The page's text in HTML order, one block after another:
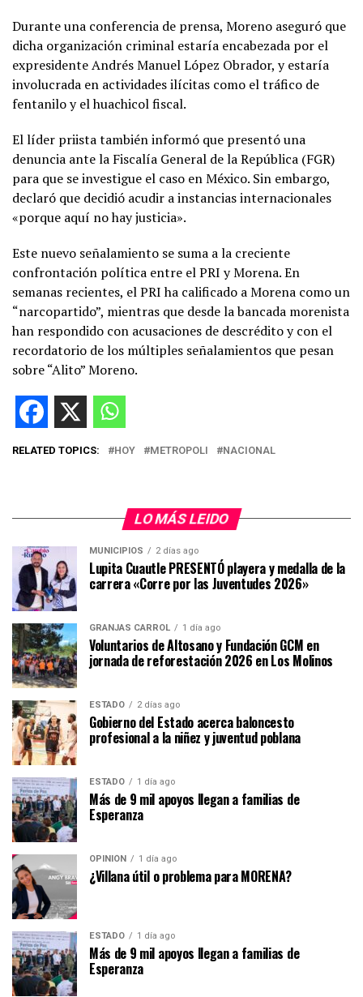
Durante una conferencia de prensa, Moreno aseguró que
dicha organización criminal estaría encabezada por el
expresidente Andrés Manuel López Obrador, y estaría
involucrada en actividades ilícitas como el tráfico de
fentanilo y el huachicol fiscal.
El líder priista también informó que presentó una
denuncia ante la Fiscalía General de la República (FGR)
para que se investigue el caso en México. Sin embargo,
declaró que decidió acudir a instancias internacionales
«porque aquí no hay justicia».
Este nuevo señalamiento se suma a la creciente
confrontación política entre el PRI y Morena. En
semanas recientes, el PRI ha calificado a Morena como un
“narcopartido”, mientras que desde la bancada morenista
han respondido con acusaciones de descrédito y con el
recordatorio de los múltiples señalamientos que pesan
sobre “Alito” Moreno.
RELATED TOPICS: HOY METROPOLI NACIONAL
LO MÁS LEIDO
MUNICIPIOS 2 días ago
Lupita Cuautle PRESENTÓ playera y medalla de la
carrera «Corre por las Juventudes 2026»
GRANJAS CARROL 1 día ago
Voluntarios de Altosano y Fundación GCM en
jornada de reforestación 2026 en Los Molinos
ESTADO 2 días ago
Gobierno del Estado acerca baloncesto
profesional a la niñez y juventud poblana
ESTADO 1 día ago
Más de 9 mil apoyos llegan a familias de
Esperanza
OPINIÓN 1 día ago
¿Villana útil o problema para MORENA?
ESTADO 1 día ago
Más de 9 mil apoyos llegan a familias de
Esperanza